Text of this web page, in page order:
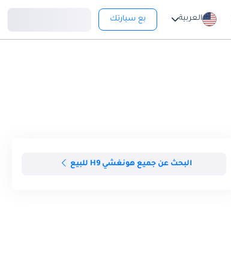
العربية بع سيارتك
البحث عن جميع هونغشي H9 للبيع